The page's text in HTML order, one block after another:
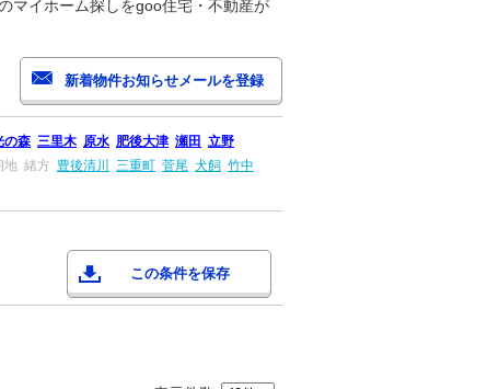
マイホーム探しをgoo住宅・不動産が
の森 三里木 原水 肥後大津 瀬田 立野
地 緒方 豊後清川 三重町 菅尾 犬飼 竹中
この条件を保存